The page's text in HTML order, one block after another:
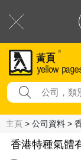
主頁 > 公司資料 >
香港特種氣體